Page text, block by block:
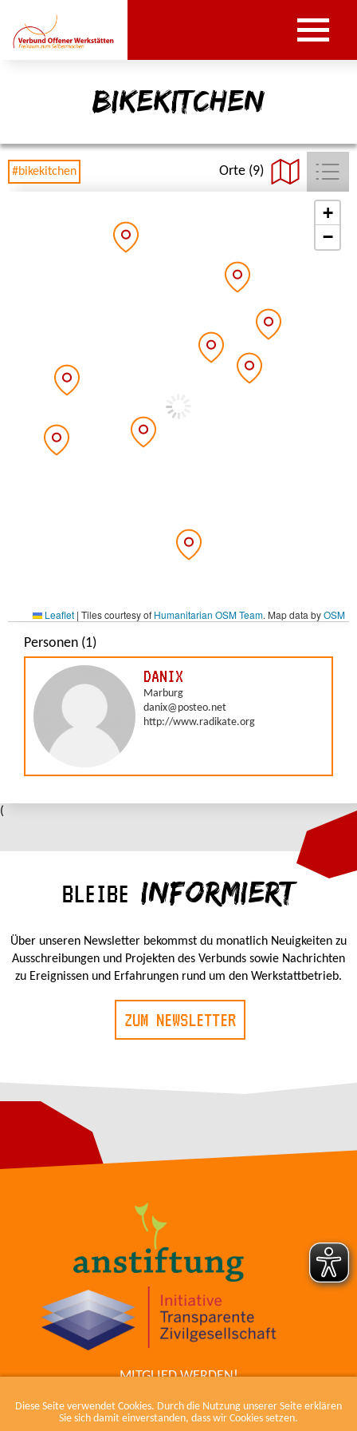
Diese Seite verwendet Cookies. Durch die Nutzung unserer Seite erklären
Sie sich damit einverstanden, dass wir Cookies setzen.
bikekitchen
(
BLEIBE INFORMIERT
Über unseren Newsletter bekommst du monatlich Neuigkeiten zu
Ausschreibungen und Projekten des Verbunds sowie Nachrichten
zu Ereignissen und Erfahrungen rund um den Werkstattbetrieb.
ZUM NEWSLETTER
MITGLIED WERDEN!
KONTAKT